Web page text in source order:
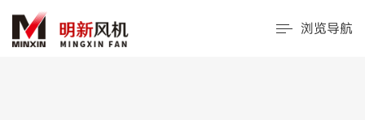
浏览导航